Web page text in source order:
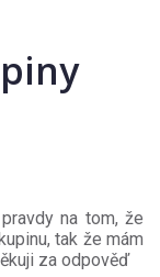
na tom, že
tak že mám
za odpověď